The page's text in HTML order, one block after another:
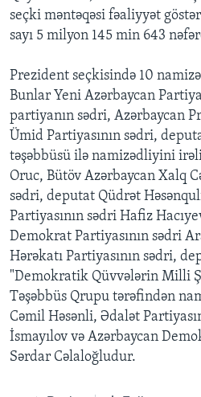
seçki məntəqəsi fəaliyyət
sayı 5 milyon 145 min 643
Prezident seçkisində 10
Bunlar Yeni Azərbaycan
partiyanın sədri, Azərbaycan
Ümid Partiyasının sədri,
təşəbbüsü ilə namizədliyini
Oruc, Bütöv Azərbaycan Xalq
sədri, deputat Qüdrət
Partiyasının sədri Hafiz
Demokrat Partiyasının sədri
Hərəkatı Partiyasının sədri,
"Demokratik Qüvvələrin Milli
Təşəbbüs Qrupu tərəfindən
Cəmil Həsənli, Ədalət
İsmayılov və Azərbaycan
Sərdar Cəlaloğludur.